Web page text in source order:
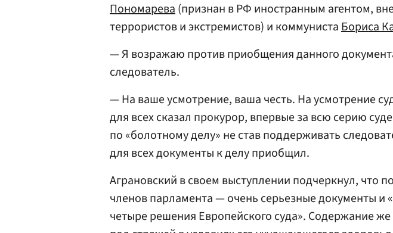
Пономарева(признан в РФ иностранным агентом,
террористов и экстремистов) и коммунистаБориса
— Я возражаю против приобщения данного
следователь.
— На ваше усмотрение, ваша честь. На усмотрение
для всех сказал прокурор, впервые за всю серию
по «болотному делу» не став поддерживать
для всех документы к делу приобщил.
Аграновский в своем выступлении подчеркнул, что
членов парламента — очень серьезные документы и
четыре решения Европейского суда». Содержание